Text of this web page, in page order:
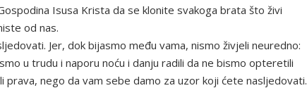
Isusa Krista da se klonite svakoga brata što živi
od nas.
Jer, dok bijasmo među vama, nismo živjeli neuredno:
u trudu i naporu noću i danju radili da ne bismo opteretili
prava, nego da vam sebe damo za uzor koji ćete nasljedovati.